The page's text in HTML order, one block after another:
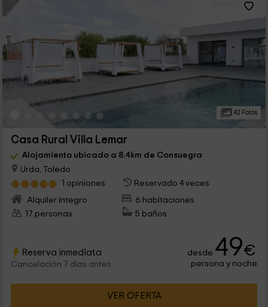
42 Fotos
Casa Rural Villa Lemar
Alojamiento ubicado a 8.4km de Consuegra
Urda, Toledo
1 opiniones
Reservado 4 veces
Alquiler íntegro
6 habitaciones
17 personas
5 baños
Reserva inmediata
Cancelación 7 días antes
desde 49€
persona y noche
VER OFERTA